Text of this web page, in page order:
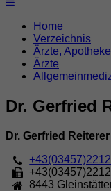
Home
Verzeichnis
Ärzte,
Ärzte
Dr. Gerfried
Dr. Gerfried Reiterer
+43(03457)2212
8443